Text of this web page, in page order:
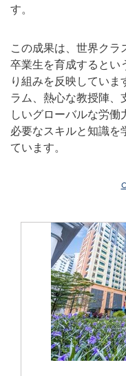
す。
この成果は、世界ク
卒業生を育成するとい
り組みを反映してい
ラム、熱心な教授陣、
しいグローバルな労
必要なスキルと知識を
ています。